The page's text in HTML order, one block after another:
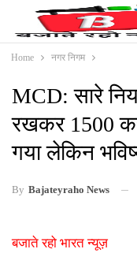
Home नगर निगम
MCD: सारे
रखकर 1500
गया लेकिन
By Bajateyraho News
बजाते रहो भारत न्यूज़